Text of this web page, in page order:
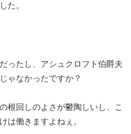
た。
ったし、アシュクロフト伯爵夫
ゃなかったですか？
根回しのよさが鬱陶しいし、こ
は働きますよねぇ。